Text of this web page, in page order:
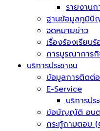
รายงานก
ฐานข้อมูลภูมิ
จดหมายข่าว
เรื่องร้องเรียน
การบูรณาการ
บริการประชาชน
ข้อมูลการติดต่อ
E-Service
บริการปร
ข้อบัญญัติ อบต
กระทู้ถามตอบ